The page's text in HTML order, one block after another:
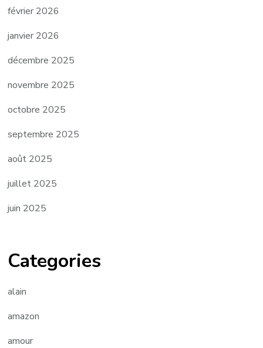
février 2026
janvier 2026
décembre 2025
novembre 2025
octobre 2025
septembre 2025
août 2025
juillet 2025
juin 2025
Categories
alain
amazon
amour